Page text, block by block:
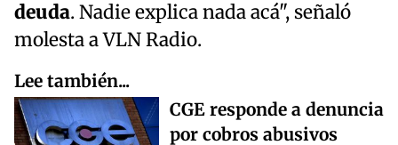
deuda. Nadie explica nada acá", señaló
molesta a VLN Radio.
Lee también...
CGE responde a denuncia
por cobros abusivos